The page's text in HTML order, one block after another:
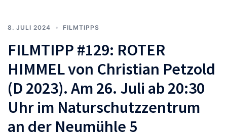
8. JULI 2024 FILMTIPPS
FILMTIPP #129: ROTER
HIMMEL von Christian Petzold
(D 2023). Am 26. Juli ab 20:30
Uhr im Naturschutzzentrum
an der Neumühle 5